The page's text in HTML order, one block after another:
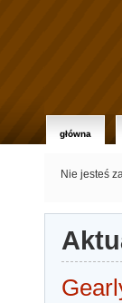
główna
Nie jesteś